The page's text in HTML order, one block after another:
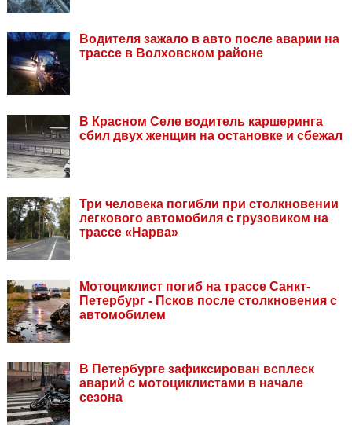
Водителя зажало в авто после аварии на
трассе в Волховском районе
В Красном Селе водитель каршеринга
сбил двух женщин на остановке и сбежал
Три человека погибли при столкновении
легкового автомобиля с грузовиком на
трассе «Нарва»
Мотоциклист погиб на трассе Санкт-
Петербург - Псков после столкновения с
автомобилем
В Петербурге зафиксирован всплеск
аварий с мотоциклистами в начале
сезона